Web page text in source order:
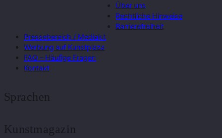
Über uns
Rechtliche Hinweise
Barrierefreiheit
Pressebereich / Mediakit
Werbung auf Kunstplaza
FAQ – Häufige Fragen
Kontakt
Sprachen
Kunstmagazin